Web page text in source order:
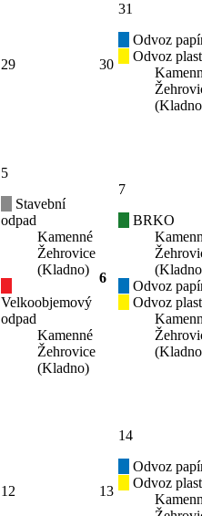
29 30
31
Odvoz
Odvoz
5
Stavební
odpad
Kamenné
Žehrovice
(Kladno)
Velkoobjemový
odpad
Kamenné
Žehrovice
(Kladno)
6
7
BRKO
Odvoz
Odvoz
12 13
14
Odvoz
Odvoz